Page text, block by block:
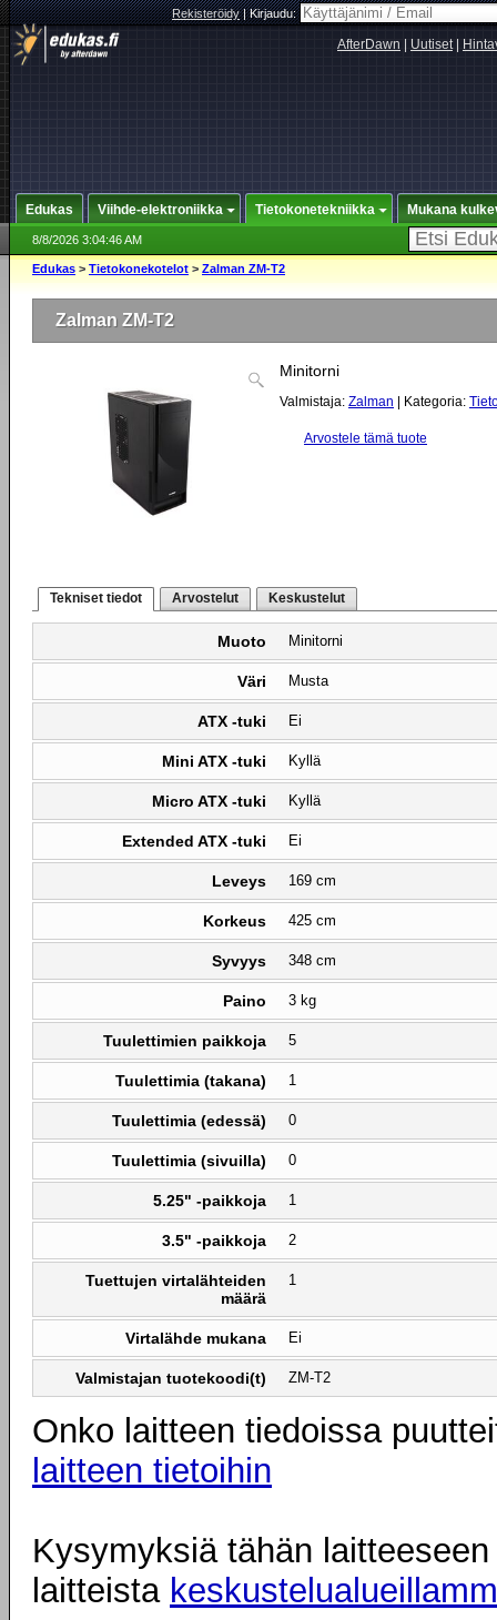
Rekisteröidy|Kirjaudu:
AfterDawn Uutiset|
Edukas Viihde-elektroniikka Tietokonetekniikka Mukana
8/8/2026 3:04:46 AM
Edukas > Tietokonekotelot > Zalman ZM-T2
Zalman ZM-T2
Minitorni
Valmistaja: Zalman | Kategoria:
Arvostele tämä tuote
Tekniset tiedot Arvostelut Keskustelut
Muoto Minitorni
Väri Musta
ATX -tuki Ei
Mini ATX -tuki Kyllä
Micro ATX -tuki Kyllä
Extended ATX -tuki Ei
Leveys 169 cm
Korkeus 425 cm
Syvyys 348 cm
Paino 3 kg
Tuulettimien paikkoja 5
Tuulettimia (takana) 1
Tuulettimia (edessä) 0
Tuulettimia (sivuilla) 0
5.25" -paikkoja 1
3.5" -paikkoja 2
Tuettujen virtalähteiden
määrä
1
Virtalähde mukana Ei
Valmistajan tuotekoodi(t) ZM-T2
Onko laitteen tiedoissa
laitteen tietoihin
Kysymyksiä tähän
laitteista